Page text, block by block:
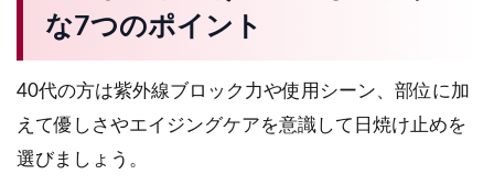
な7つのポイント
40代の方は紫外線ブロック力や使用シーン、部位に加
えて優しさやエイジングケアを意識して日焼け止めを
選びましょう。